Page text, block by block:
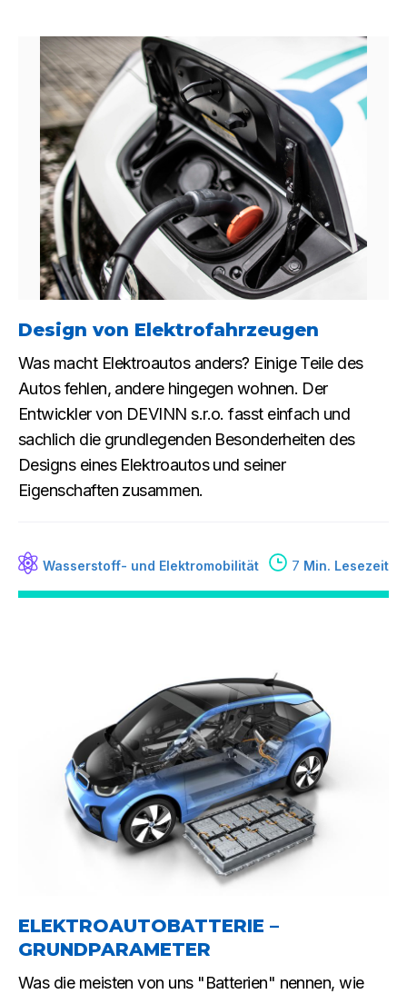
Design von Elektrofahrzeugen
Was macht Elektroautos anders? Einige Teile des
Autos fehlen, andere hingegen wohnen. Der
Entwickler von DEVINN s.r.o. fasst einfach und
sachlich die grundlegenden Besonderheiten des
Designs eines Elektroautos und seiner
Eigenschaften zusammen.
Wasserstoff- und Elektromobilität 7 Min. Lesezeit
ELEKTROAUTOBATTERIE –
GRUNDPARAMETER
Was die meisten von uns "Batterien" nennen, wie